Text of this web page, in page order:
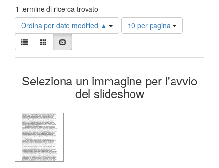
1 termine di ricerca trovato
Ordina per date modified ▲
Risultati
per
10 per pagina
Visualizza
i
risultati
Lista Galleria
Risultati
della
Seleziona un immagine per l'avvio
del slideshow